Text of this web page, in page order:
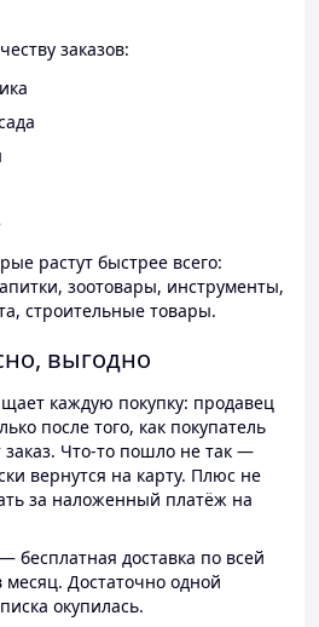
заказов:
растут быстрее всего:
зоотовары, инструменты,
строительные товары.
выгодно
каждую покупку: продавец
после того, как покупатель
заказ. Что-то пошло не так —
вернутся на карту. Плюс не
за наложенный платёж на
бесплатная доставка по всей
месяц. Достаточно одной
окупилась.